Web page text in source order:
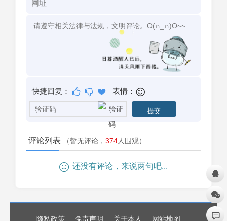
快捷回复： 表情：
评论列表 （暂无评论， 374人围观）
还没有评论，来说两句吧...
隐私政策 免责声明 关于本人 网站地图